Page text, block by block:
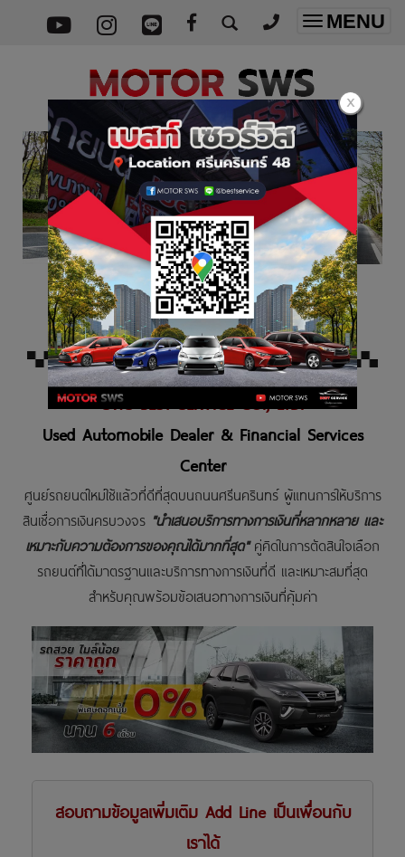
Toggle
MENU
เกี่ยวกับเรา
SWS BEST SERVICE CO., LTD.
Used Automobile Dealer & Financial Services
Center
ศูนย์รถยนต์ใหม่ใช้แล้วที่ดีที่สุดบนถนนศรีนครินทร์ ผู้แทนการให้บริการ
สินเชื่อการเงินครบวงจร "นำเสนอบริการทางการเงินที่หลากหลาย และ
เหมาะกับความต้องการของคุณได้มากที่สุด"คู่คิดในการตัดสินใจเลือก
รถยนต์ที่ได้มาตรฐานและบริการทางการเงินที่ดี และเหมาะสมที่สุด
สำหรับคุณพร้อมข้อเสนอทางการเงินที่คุ้มค่า
สอบถามข้อมูลเพิ่มเติม Add Line เป็นเพื่อนกับ
เราได้